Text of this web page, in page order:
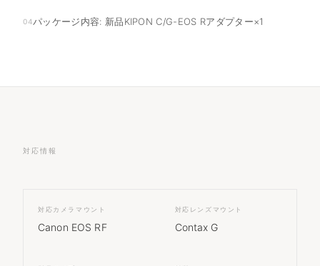
04パッケージ内容: 新品KIPON C/G-EOS Rアダプター×1
対応情報
対応カメラマウント
Canon EOS RF
対応レンズマウント
Contax G